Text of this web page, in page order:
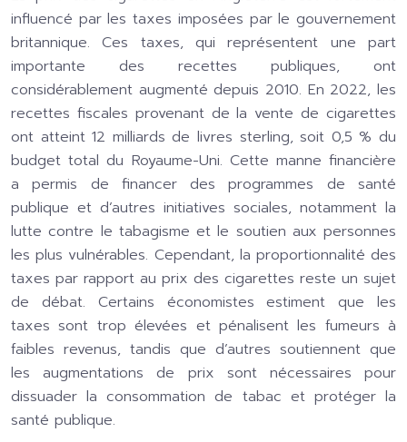
influencé par les taxes imposées par le gouvernement
britannique. Ces taxes, qui représentent une part
importante des recettes publiques, ont
considérablement augmenté depuis 2010. En 2022, les
recettes fiscales provenant de la vente de cigarettes
ont atteint 12 milliards de livres sterling, soit 0,5 % du
budget total du Royaume-Uni. Cette manne financière
a permis de financer des programmes de santé
publique et d’autres initiatives sociales, notamment la
lutte contre le tabagisme et le soutien aux personnes
les plus vulnérables. Cependant, la proportionnalité des
taxes par rapport au prix des cigarettes reste un sujet
de débat. Certains économistes estiment que les
taxes sont trop élevées et pénalisent les fumeurs à
faibles revenus, tandis que d’autres soutiennent que
les augmentations de prix sont nécessaires pour
dissuader la consommation de tabac et protéger la
santé publique.